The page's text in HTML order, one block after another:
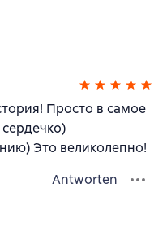
Просто в самое
Это великолепно!
Antworten